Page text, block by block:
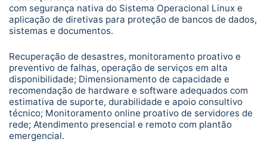
com segurança nativa do Sistema Operacional Linux e
aplicação de diretivas para proteção de bancos de dados,
sistemas e documentos.
Recuperação de desastres, monitoramento proativo e
preventivo de falhas, operação de serviços em alta
disponibilidade; Dimensionamento de capacidade e
recomendação de hardware e software adequados com
estimativa de suporte, durabilidade e apoio consultivo
técnico; Monitoramento online proativo de servidores de
rede; Atendimento presencial e remoto com plantão
emergencial.